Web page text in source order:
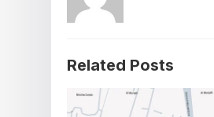
Related Posts